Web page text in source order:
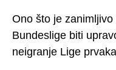
Ono što je
Bundeslige biti
neigranje Lige